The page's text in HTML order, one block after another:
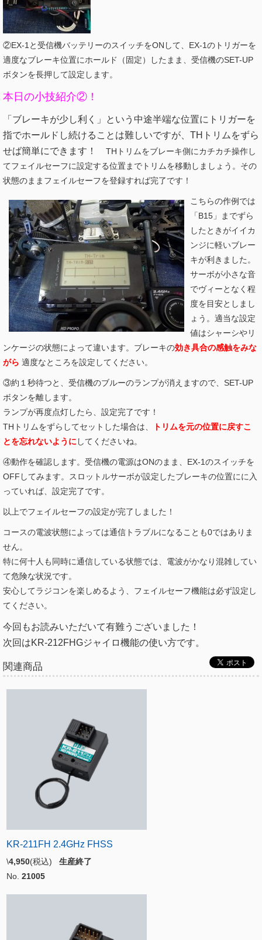
②EX-1と受信機バッテリーのスイッチをONして、EX-1のトリガーを
適度なブレーキ位置にホールド（固定）したまま、受信機のSET-UP
ボタンを長押して設定します。
本日の小技紹介②！
「ブレーキが少し利く」という中途半端な位置にトリガーを
指でホールドし続けることは難しいですが、THトリムをずら
せば簡単にできます！ THトリムをブレーキ側にカチカチ操作し
てフェイルセーフに設定する位置までトリムを移動しましょう。その
状態のままフェイルセーフを登録すれば完了です！
こちらの作例では
「B15」までずら
したときがイイカ
ンジに軽いブレー
キが利きました。
サーボが小さな音
でヴィーとなく程
度を目安としまし
ょう。適当な設定
値はシャーシやリ
ンケージの状態によって違います。ブレーキの効き具合の感触をみな
がら 適度なところを設定してください。
③約１秒待つと、受信機のブルーのランプが消えますので、SET-UP
ボタンを離します。
ランプが再度点灯したら、設定完了です！
THトリムをずらしてセットした場合は、
トリムを元の位置に戻すこ
とを忘れないように してくださいね。
④動作を確認します。受信機の電源はONのまま、EX-1のスイッチを
OFFしてみます。スロットルサーボが設定したブレーキの位置にに入
っていれば、設定完了です。
以上でフェイルセーフの設定が完了しました！
コースの電波状態によっては通信トラブルになることも0ではありま
せん。
特に何十人も同時に通信している状態では、電波がかなり混雑してい
て危険な状況です。
安心してラジコンを楽しめるよう、フェイルセーフ機能は必ず設定し
てください。
今回もお読みいただいて有難うございました！
次回はKR-212FHGジャイロ機能の使い方です。
関連商品
KR-211FH 2.4GHz FHSS
\4,950(税込) 生産終了
No. 21005